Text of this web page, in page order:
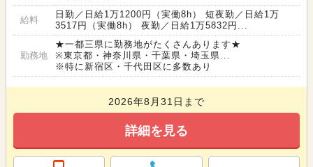
給料
日勤／日給1万1200円（実働8h） 短夜勤／日給1万
3517円（実働8h） 夜勤／日給1万5832円...
勤務地
★一都三県に勤務地がたくさんあります★
※東京都・神奈川県・千葉県・埼玉県...
※特に新宿区・千代田区に多数あり
2026年8月31日まで
詳細を見る